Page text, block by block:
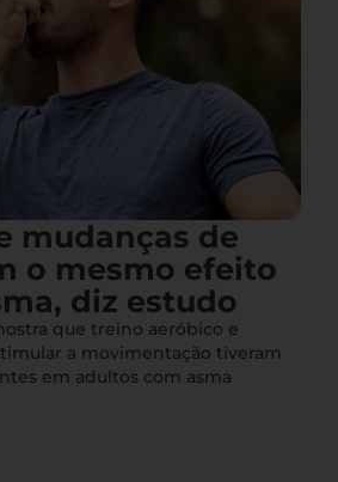
mudanças de
o mesmo efeito
diz estudo
que treino aeróbico e
a movimentação tiveram
em adultos com asma